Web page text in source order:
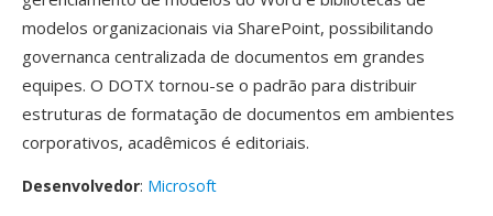
modelos organizacionais via SharePoint, possibilitando
governanca centralizada de documentos em grandes
equipes. O DOTX tornou-se o padrão para distribuir
estruturas de formatação de documentos em ambientes
corporativos, acadêmicos é editoriais.
Desenvolvedor: Microsoft